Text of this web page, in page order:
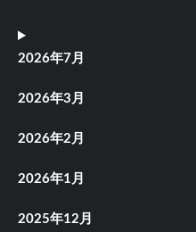
2026年7月
2026年3月
2026年2月
2026年1月
2025年12月